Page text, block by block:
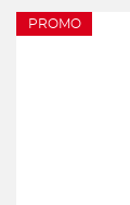
PROMO